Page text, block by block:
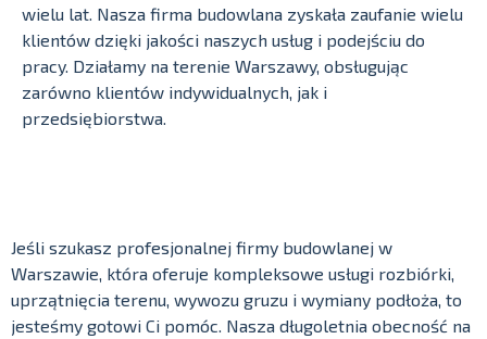
wielu lat. Nasza firma budowlana zyskała zaufanie wielu
klientów dzięki jakości naszych usług i podejściu do
pracy. Działamy na terenie Warszawy, obsługując
zarówno klientów indywidualnych, jak i
przedsiębiorstwa.
Jeśli szukasz profesjonalnej firmy budowlanej w
Warszawie, która oferuje kompleksowe usługi rozbiórki,
uprzątnięcia terenu, wywozu gruzu i wymiany podłoża, to
jesteśmy gotowi Ci pomóc. Nasza długoletnia obecność na